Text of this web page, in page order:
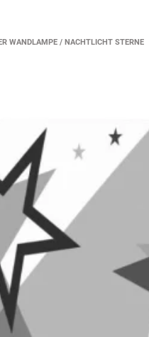
WANDLAMPE / NACHTLICHT STERNE